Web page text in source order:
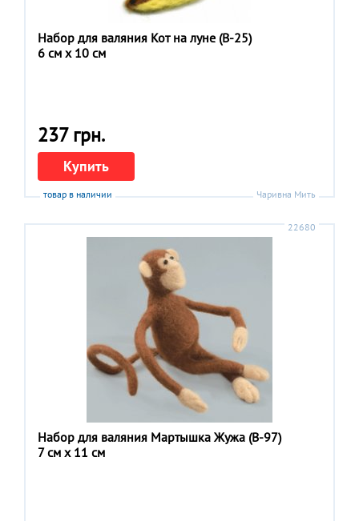
Набор для валяния Кот на луне (В-25)
6 см x 10 см
237 грн.
Купить
товар в наличии Чаривна Мить
22680
Набор для валяния Мартышка Жужа (В-97)
7 см x 11 см